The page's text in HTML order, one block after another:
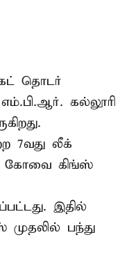
தொடர்
கல்லூரி
7வது லீக்
கோவை கிங்ஸ்
இதில்
பந்து